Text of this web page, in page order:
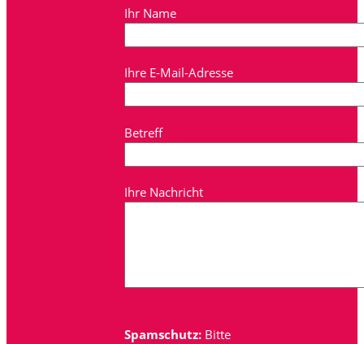
Ihr Name
Ihre E-Mail-Adresse
Betreff
Ihre Nachricht
Spamschutz: Bitte